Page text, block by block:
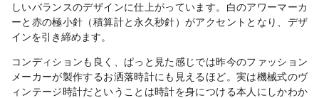
しいバランスのデザインに仕上がっています。白のアワーマーカ
ーと赤の極小針（積算計と永久秒針）がアクセントとなり、デザ
インを引き締めます。
コンディションも良く、ぱっと見た感じでは昨今のファッション
メーカーが製作するお洒落時計にも見えるほど。実は機械式のヴ
ィンテージ時計だということは時計を身につける本人にしかわか